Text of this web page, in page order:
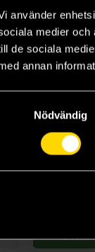
använder
medier och
de sociala
annan
Nödvändig
Andrew